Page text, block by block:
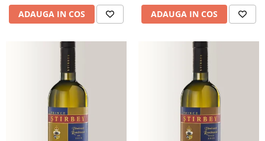
ADAUGA IN COS ADAUGA IN COS